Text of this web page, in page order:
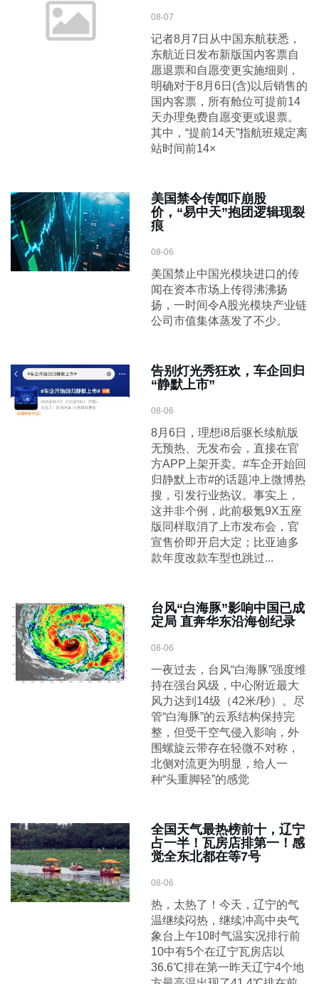
08-07
记者8月7日从中国东航获悉，
东航近日发布新版国内客票自
愿退票和自愿变更实施细则，
明确对于8月6日(含)以后销售的
国内客票，所有舱位可提前14
天办理免费自愿变更或退票。
其中，“提前14天”指航班规定离
站时间前14×
美国禁令传闻吓崩股
价，“易中天”抱团逻辑现裂
痕
08-06
美国禁止中国光模块进口的传
闻在资本市场上传得沸沸扬
扬，一时间令A股光模块产业链
公司市值集体蒸发了不少。
告别灯光秀狂欢，车企回归
“静默上市”
08-06
8月6日，理想i8后驱长续航版
无预热、无发布会，直接在官
方APP上架开卖。#车企开始回
归静默上市#的话题冲上微博热
搜，引发行业热议。事实上，
这并非个例，此前极氪9X五座
版同样取消了上市发布会，官
宣售价即开启大定；比亚迪多
款年度改款车型也跳过...
台风“白海豚”影响中国已成
定局 直奔华东沿海创纪录
08-06
一夜过去，台风“白海豚”强度维
持在强台风级，中心附近最大
风力达到14级（42米/秒）。尽
管“白海豚”的云系结构保持完
整，但受干空气侵入影响，外
围螺旋云带存在轻微不对称，
北侧对流更为明显，给人一
种“头重脚轻”的感觉
全国天气最热榜前十，辽宁
占一半！瓦房店排第一！感
觉全东北都在等7号
08-06
热，太热了！今天，辽宁的气
温继续闷热，继续冲高中央气
象台上午10时气温实况排行前
10中有5个在辽宁瓦房店以
36.6℃排在第一昨天辽宁4个地